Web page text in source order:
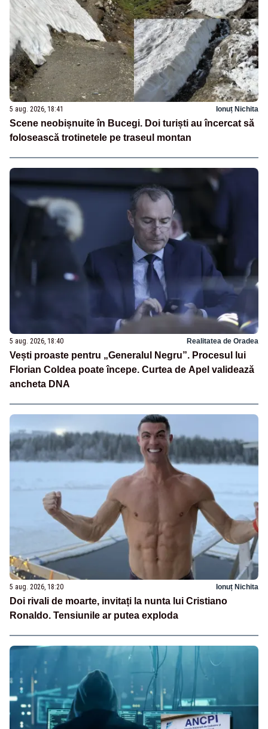
5 aug. 2026, 18:41 Ionuț Nichita
Scene neobișnuite în Bucegi. Doi turiști au încercat să
folosească trotinetele pe traseul montan
5 aug. 2026, 18:40 Realitatea de Oradea
Vești proaste pentru „Generalul Negru”. Procesul lui
Florian Coldea poate începe. Curtea de Apel validează
ancheta DNA
5 aug. 2026, 18:20 Ionuț Nichita
Doi rivali de moarte, invitați la nunta lui Cristiano
Ronaldo. Tensiunile ar putea exploda